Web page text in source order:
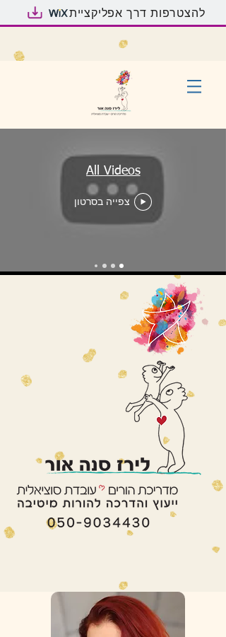
להצטרפות דרך אפליקציית
All Videos
צפייה בסרטון